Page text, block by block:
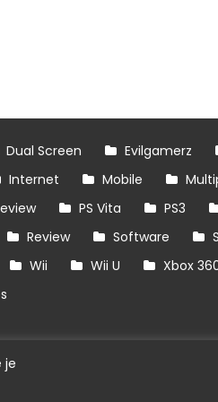
Dual Screen Evilgamerz
Internet Mobile
PS Vita PS3
Review Software
Wii Wii U
Xbox
je